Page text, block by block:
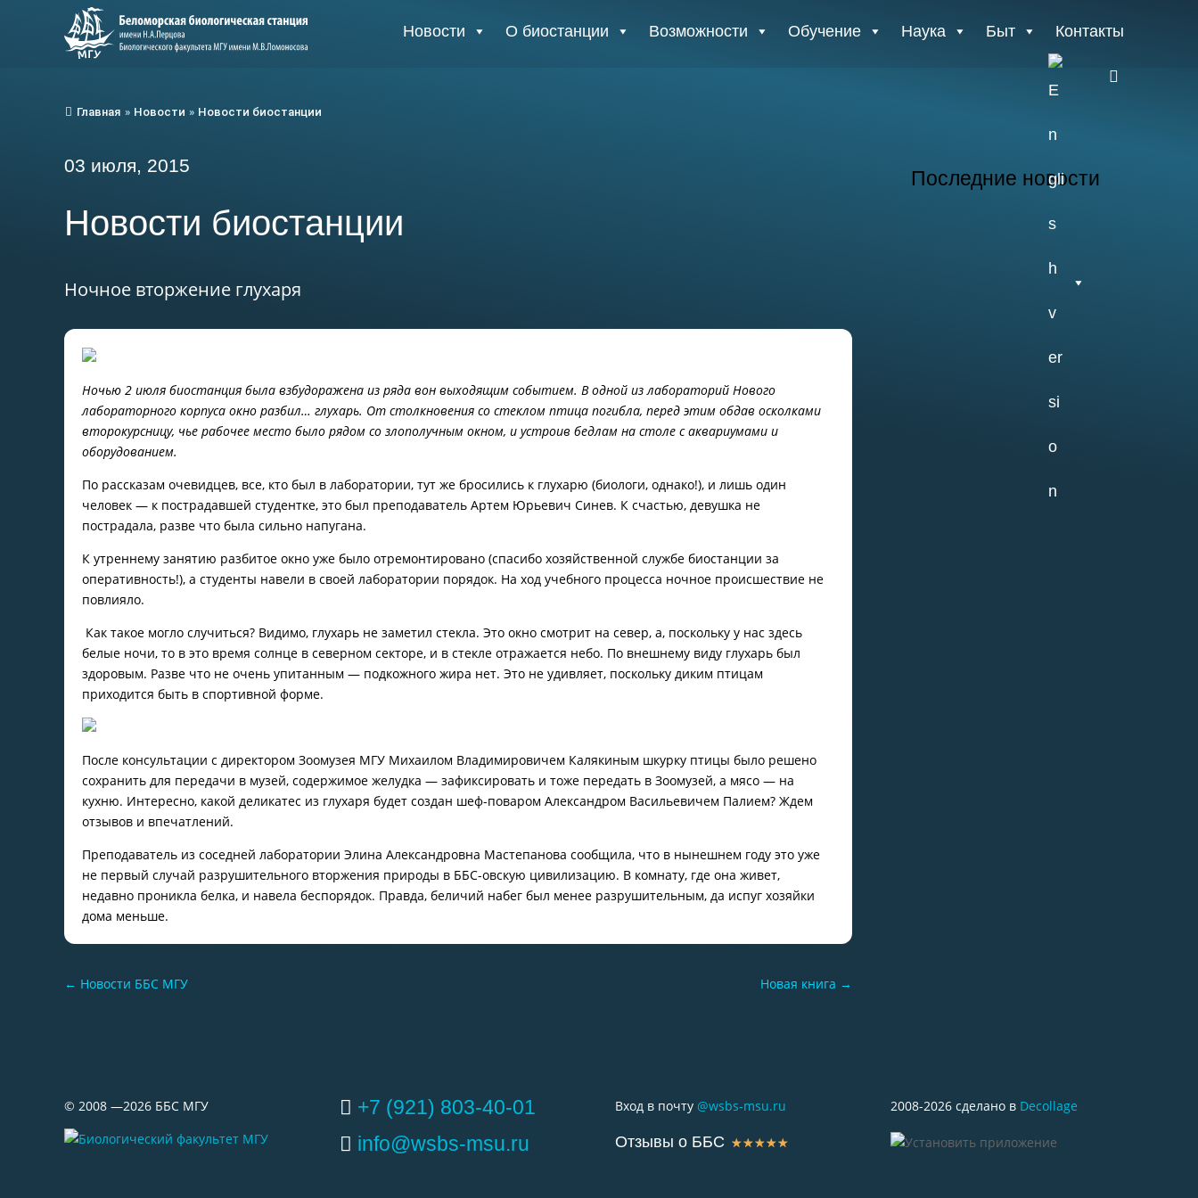
Новости О биостанции Возможности Обучение Наука Быт Контакты
Главная » Новости » Новости биостанции
03 июля, 2015
Новости биостанции
Ночное вторжение глухаря
Ночью 2 июля биостанция была взбудоражена из ряда вон выходящим событием. В одной из лабораторий Нового
лабораторного корпуса окно разбил… глухарь. От столкновения со стеклом птица погибла, перед этим обдав осколками
второкурсницу, чье рабочее место было рядом со злополучным окном, и устроив бедлам на столе с аквариумами и
оборудованием.
По рассказам очевидцев, все, кто был в лаборатории, тут же бросились к глухарю (биологи, однако!), и лишь один
человек — к пострадавшей студентке, это был преподаватель Артем Юрьевич Синев. К счастью, девушка не
пострадала, разве что была сильно напугана.
К утреннему занятию разбитое окно уже было отремонтировано (спасибо хозяйственной службе биостанции за
оперативность!), а студенты навели в своей лаборатории порядок. На ход учебного процесса ночное происшествие не
повлияло.
Как такое могло случиться? Видимо, глухарь не заметил стекла. Это окно смотрит на север, а, поскольку у нас здесь
белые ночи, то в это время солнце в северном секторе, и в стекле отражается небо. По внешнему виду глухарь был
здоровым. Разве что не очень упитанным — подкожного жира нет. Это не удивляет, поскольку диким птицам
приходится быть в спортивной форме.
После консультации с директором Зоомузея МГУ Михаилом Владимировичем Калякиным шкурку птицы было решено
сохранить для передачи в музей, содержимое желудка — зафиксировать и тоже передать в Зоомузей, а мясо — на
кухню. Интересно, какой деликатес из глухаря будет создан шеф-поваром Александром Васильевичем Палием? Ждем
отзывов и впечатлений.
Преподаватель из соседней лаборатории Элина Александровна Мастепанова сообщила, что в нынешнем году это уже
не первый случай разрушительного вторжения природы в ББС-овскую цивилизацию. В комнату, где она живет,
недавно проникла белка, и навела беспорядок. Правда, беличий набег был менее разрушительным, да испуг хозяйки
дома меньше.
← Новости ББС МГУ Новая книга →
Последние новости
Отчет о практике
и альгологии 2026
© 2008 —2026 ББС МГУ
+7 (921) 803-40-01
info@wsbs-msu.ru
Вход в почту @wsbs-msu.ru
Отзывы о ББС ☆☆☆☆☆
2008-2026 сделано в Decollage